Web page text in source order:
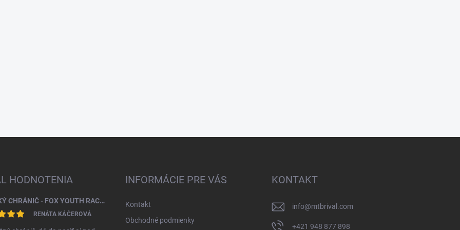
HODNOTENIA
DETSKÝ CHRÁNIČ - FOX YOUTH RACEFRAME IMPACT CE CHEST GUARD
RENÁTA KÁČEROVÁ
INFORMÁCIE PRE VÁS
Kontakt
Obchodné podmienky
KONTAKT
info@mtbrival.com
+421 948 877 898